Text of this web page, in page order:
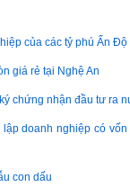
của các tỷ phú Ấn Độ
giá rẻ tại Nghệ An
chứng nhận đầu tư ra
lập doanh nghiệp có
con dấu